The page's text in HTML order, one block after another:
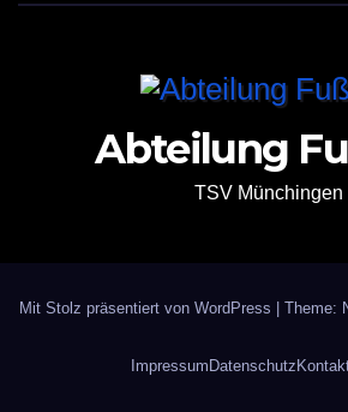
Abteilung
TSV Münchingen
Mit Stolz präsentiert von WordPress | Theme:
Impressum Datenschutz